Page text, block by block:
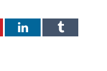
LinkedInTumblr